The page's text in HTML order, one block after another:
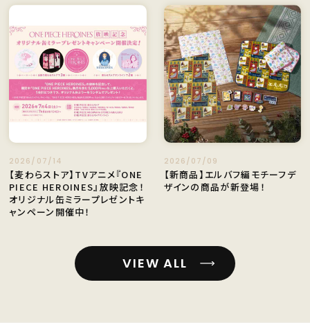
2026/07/14
【麦わらストア】TVアニメ『ONE
PIECE HEROINES』放映記念！
オリジナル缶ミラープレゼントキ
ャンペーン開催中！
2026/07/09
【新商品】エルバフ編モチーフデ
ザインの商品が新登場！
VIEW ALL